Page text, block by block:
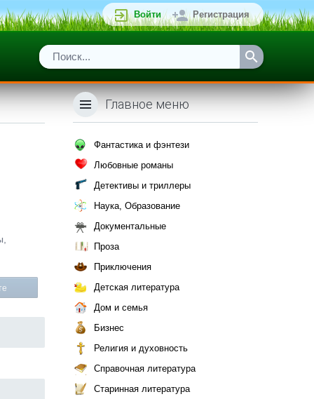
Войти Регистрация
Главное меню
Фантастика и фэнтези
Любовные романы
Детективы и триллеры
Наука, Образование
Документальные
Проза
Приключения
Детская литература
Дом и семья
Бизнес
Религия и духовность
Справочная литература
Старинная литература